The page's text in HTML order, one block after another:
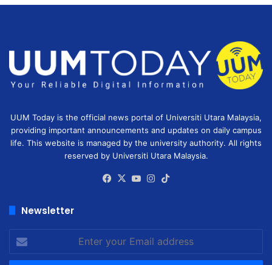
UUM Today is the official news portal of Universiti Utara Malaysia,
providing important announcements and updates on daily campus
life. This website is managed by the university authority. All rights
reserved by Universiti Utara Malaysia.
Facebook
X YouTubeInstagram
Newsletter
your
Email